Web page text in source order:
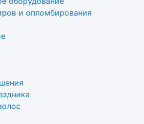
и опломбирования